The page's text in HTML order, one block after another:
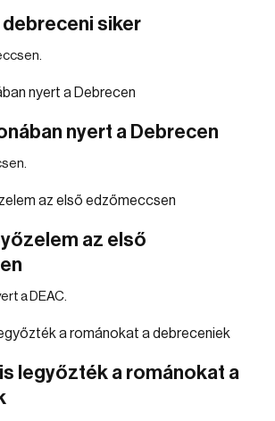
siker
nyert a Debrecen
az első
a DEAC.
legyőzték a románokat a